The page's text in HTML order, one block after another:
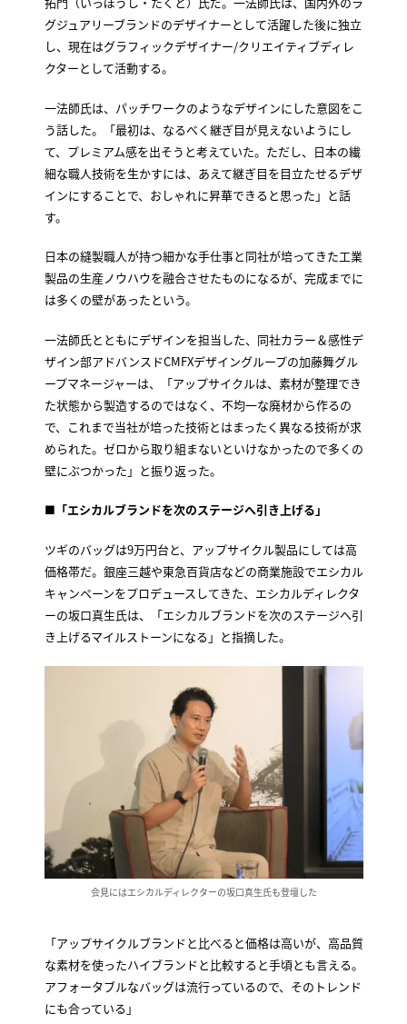
グジュアリーブランドのデザイナーとして活躍した後に独立
し、現在はグラフィックデザイナー/クリエイティブディレ
クターとして活動する。
一法師氏は、パッチワークのようなデザインにした意図をこ
う話した。「最初は、なるべく継ぎ目が見えないようにし
て、プレミアム感を出そうと考えていた。ただし、日本の繊
細な職人技術を生かすには、あえて継ぎ目を目立たせるデザ
インにすることで、おしゃれに昇華できると思った」と話
す。
日本の縫製職人が持つ細かな手仕事と同社が培ってきた工業
製品の生産ノウハウを融合させたものになるが、完成までに
は多くの壁があったという。
一法師氏とともにデザインを担当した、同社カラー＆感性デ
ザイン部アドバンスドCMFXデザイングループの加藤舞グル
ープマネージャーは、「アップサイクルは、素材が整理でき
た状態から製造するのではなく、不均一な廃材から作るの
で、これまで当社が培った技術とはまったく異なる技術が求
められた。ゼロから取り組まないといけなかったので多くの
壁にぶつかった」と振り返った。
■ 「エシカルブランドを次のステージへ引き上げる」
ツギのバッグは9万円台と、アップサイクル製品にしては高
価格帯だ。銀座三越や東急百貨店などの商業施設でエシカル
キャンペーンをプロデュースしてきた、エシカルディレクタ
ーの坂口真生氏は、「エシカルブランドを次のステージへ引
き上げるマイルストーンになる」と指摘した。
会見にはエシカルディレクターの坂口真生氏も登壇した
「アップサイクルブランドと比べると価格は高いが、高品質
な素材を使ったハイブランドと比較すると手頃とも言える。
アフォータブルなバッグは流行っているので、そのトレンド
にも合っている」